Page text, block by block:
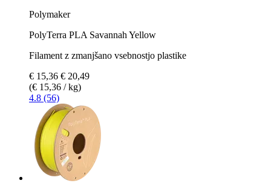
Polymaker
PolyTerra PLA Savannah Yellow
Filament z zmanjšano vsebnostjo plastike
€ 15,36 € 20,49
(€ 15,36 / kg)
4.8 (56)